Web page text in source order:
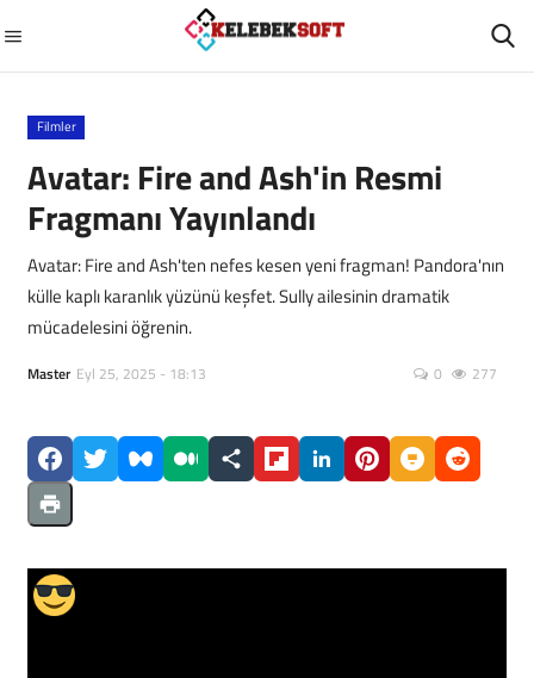
Ana Sayfa
Diziler
GÜNCEL
Filmler
Sağlık
Mobil
Filmler
Avatar: Fire and Ash'in Resmi
Fragmanı Yayınlandı
Avatar: Fire and Ash'ten nefes kesen yeni fragman! Pandora'nın
külle kaplı karanlık yüzünü keşfet. Sully ailesinin dramatik
mücadelesini öğrenin.
Master Eyl 25, 2025 - 18:13 0 277